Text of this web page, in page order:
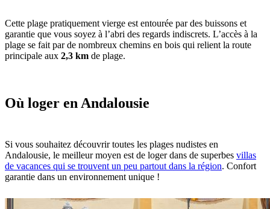
Cette plage pratiquement vierge est entourée par des buissons et
garantie que vous soyez à l’abri des regards indiscrets. L’accès à la
plage se fait par de nombreux chemins en bois qui relient la route
principale aux 2,3 km de plage.
Où loger en Andalousie
Si vous souhaitez découvrir toutes les plages nudistes en
Andalousie, le meilleur moyen est de loger dans de superbes villas
de vacances qui se trouvent un peu partout dans la région. Confort
garantie dans un environnement unique !